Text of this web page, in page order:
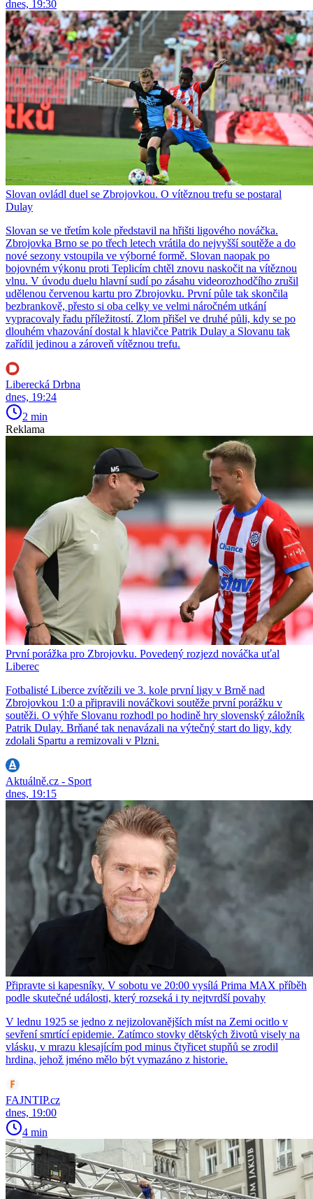
dnes, 19:30
Slovan ovládl duel se Zbrojovkou. O vítěznou trefu se postaral
Dulay
Slovan se ve třetím kole představil na hřišti ligového nováčka.
Zbrojovka Brno se po třech letech vrátila do nejvyšší soutěže a do
nové sezony vstoupila ve výborné formě. Slovan naopak po
bojovném výkonu proti Teplicím chtěl znovu naskočit na vítěznou
vlnu. V úvodu duelu hlavní sudí po zásahu videorozhodčího zrušil
udělenou červenou kartu pro Zbrojovku. První půle tak skončila
bezbrankově, přesto si oba celky ve velmi náročném utkání
vypracovaly řadu příležitostí. Zlom přišel ve druhé půli, kdy se po
dlouhém vhazování dostal k hlavičce Patrik Dulay a Slovanu tak
zařídil jedinou a zároveň vítěznou trefu.
Liberecká Drbna
dnes, 19:24
2 min
Reklama
První porážka pro Zbrojovku. Povedený rozjezd nováčka uťal
Liberec
Fotbalisté Liberce zvítězili ve 3. kole první ligy v Brně nad
Zbrojovkou 1:0 a připravili nováčkovi soutěže první porážku v
soutěži. O výhře Slovanu rozhodl po hodině hry slovenský záložník
Patrik Dulay. Brňané tak nenavázali na výtečný start do ligy, kdy
zdolali Spartu a remizovali v Plzni.
Aktuálně.cz - Sport
dnes, 19:15
Připravte si kapesníky. V sobotu ve 20:00 vysílá Prima MAX příběh
podle skutečné události, který rozseká i ty nejtvrdší povahy
V lednu 1925 se jedno z nejizolovanějších míst na Zemi ocitlo v
sevření smrtící epidemie. Zatímco stovky dětských životů visely na
vlásku, v mrazu klesajícím pod minus čtyřicet stupňů se zrodil
hrdina, jehož jméno mělo být vymazáno z historie.
FAJNTIP.cz
dnes, 19:00
4 min